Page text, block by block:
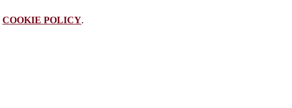
COOKIE POLICY.